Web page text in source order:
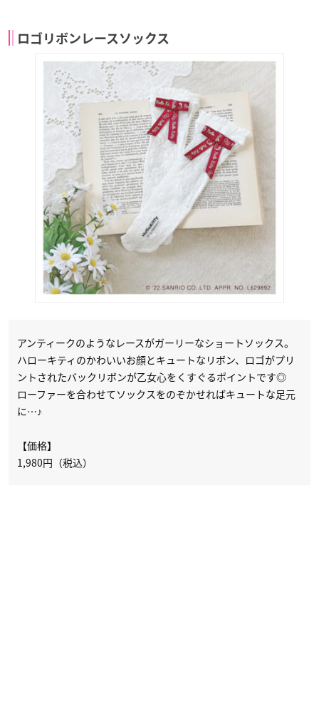
ロゴリボンレースソックス
アンティークのようなレースがガーリーなショートソックス。
ハローキティのかわいいお顔とキュートなリボン、ロゴがプリ
ントされたバックリボンが乙女心をくすぐるポイントです◎
ローファーを合わせてソックスをのぞかせればキュートな足元
に…♪
【価格】
1,980円（税込）